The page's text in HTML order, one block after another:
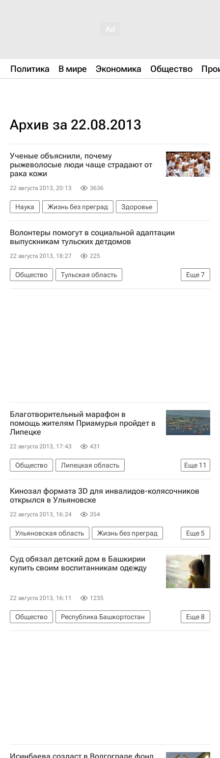
Политика В мире Экономика Общество
Архив за 22.08.2013
Ученые объяснили, почему
рыжеволосые люди чаще страдают от
рака кожи
22 августа 2013, 20:13 3636
Наука Жизнь без преград Здоровье
Волонтеры помогут в социальной адаптации
выпускникам тульских детдомов
22 августа 2013, 18:27 225
Еще7
Общество
Тульская область
Жизнь без преград
Европа
Благотворительный марафон в
помощь жителям Приамурья пройдет в
Липецке
22 августа 2013, 17:43 431
Еще 11
Общество
Липецкая область
Амурская область
Жизнь без преград
Владивосток
Паводок на Дальнем Востоке-2013
Центральный ФО
Весь мир
Европа
Олег Кожемяко
Республика Саха (Якутия)
Россия
Кинозал формата 3D для инвалидов-колясочников
открылся в Ульяновске
22 августа 2013, 16:24 354
Еще5
Ульяновская область
Жизнь без преград
Ульяновск
Европа
Весь мир
Приволжский ФО
Россия
Суд обязал детский дом в Башкирии
купить своим воспитанникам одежду
22 августа 2013, 16:11 1235
Еще8
Общество
Республика Башкортостан
Жизнь без преград
Учалы
Исинбаева создаст в Волгограде фонд